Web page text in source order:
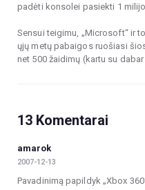
padėti konsolei pasiekti 1
Sensui teigimu, „Microsoft“ ir
ųjų metų pabaigos ruošiasi
net 500 žaidimų (kartu su
13 Komentarai
amarok
2007-12-13
Pavadinimą papildyk „Xbox